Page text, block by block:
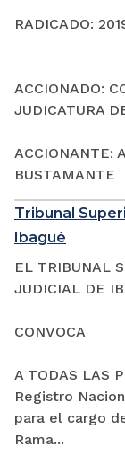
RADICADO:
ACCIONADO:
JUDICATURA
ACCIONANTE:
BUSTAMANTE
Tribunal
Ibagué
EL TRIBUNAL
JUDICIAL DE
CONVOCA
A TODAS LAS
Registro
para el cargo
Rama...